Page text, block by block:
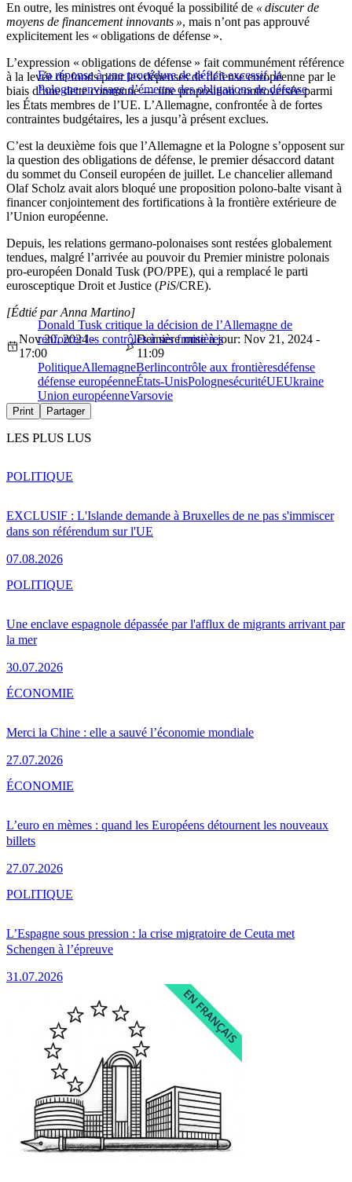
En outre, les ministres ont évoqué la possibilité de « discuter de
moyens de financement innovants », mais n’ont pas approuvé
explicitement les « obligations de défense ».
En réponse à une procédure de déficit excessif, la
Pologne envisage d’émettre des obligations de défense
L’expression « obligations de défense » fait communément référence
à la levée de fonds pour les dépenses de défense européenne par le
biais d’une dette commune — une proposition controversée parmi
les États membres de l’UE. L’Allemagne, confrontée à de fortes
contraintes budgétaires, les a jusqu’à présent exclues.
C’est la deuxième fois que l’Allemagne et la Pologne s’opposent sur
la question des obligations de défense, le premier désaccord datant
du sommet du Conseil européen de juillet. Le chancelier allemand
Olaf Scholz avait alors bloqué une proposition polono-balte visant à
financer conjointement des fortifications à la frontière extérieure de
l’Union européenne.
Depuis, les relations germano-polonaises sont restées globalement
tendues, malgré l’arrivée au pouvoir du Premier ministre polonais
pro-européen Donald Tusk (PO/PPE), qui a remplacé le parti
eurosceptique Droit et Justice (PiS/CRE).
Donald Tusk critique la décision de l’Allemagne de
renforcer les contrôles à ses frontières
[Édtié par Anna Martino]
Nov 20, 2024 -
17:00
Dernière mise à jour: Nov 21, 2024 -
11:09
PolitiqueAllemagneBerlincontrôle aux frontièresdéfense
défense européenneÉtats-UnisPolognesécuritéUEUkraine
Union européenneVarsovie
Print Partager
LES PLUS LUS
EXCLUSIF : L'Islande demande à Bruxelles de ne pas s'immiscer
dans son référendum sur l'UE
07.08.2026
POLITIQUE
Une enclave espagnole dépassée par l'afflux de migrants arrivant par
la mer
30.07.2026
POLITIQUE
Merci la Chine : elle a sauvé l’économie mondiale
27.07.2026
ÉCONOMIE
L’euro en mèmes : quand les Européens détournent les nouveaux
billets
27.07.2026
ÉCONOMIE
L’Espagne sous pression : la crise migratoire de Ceuta met
Schengen à l’épreuve
31.07.2026
POLITIQUE